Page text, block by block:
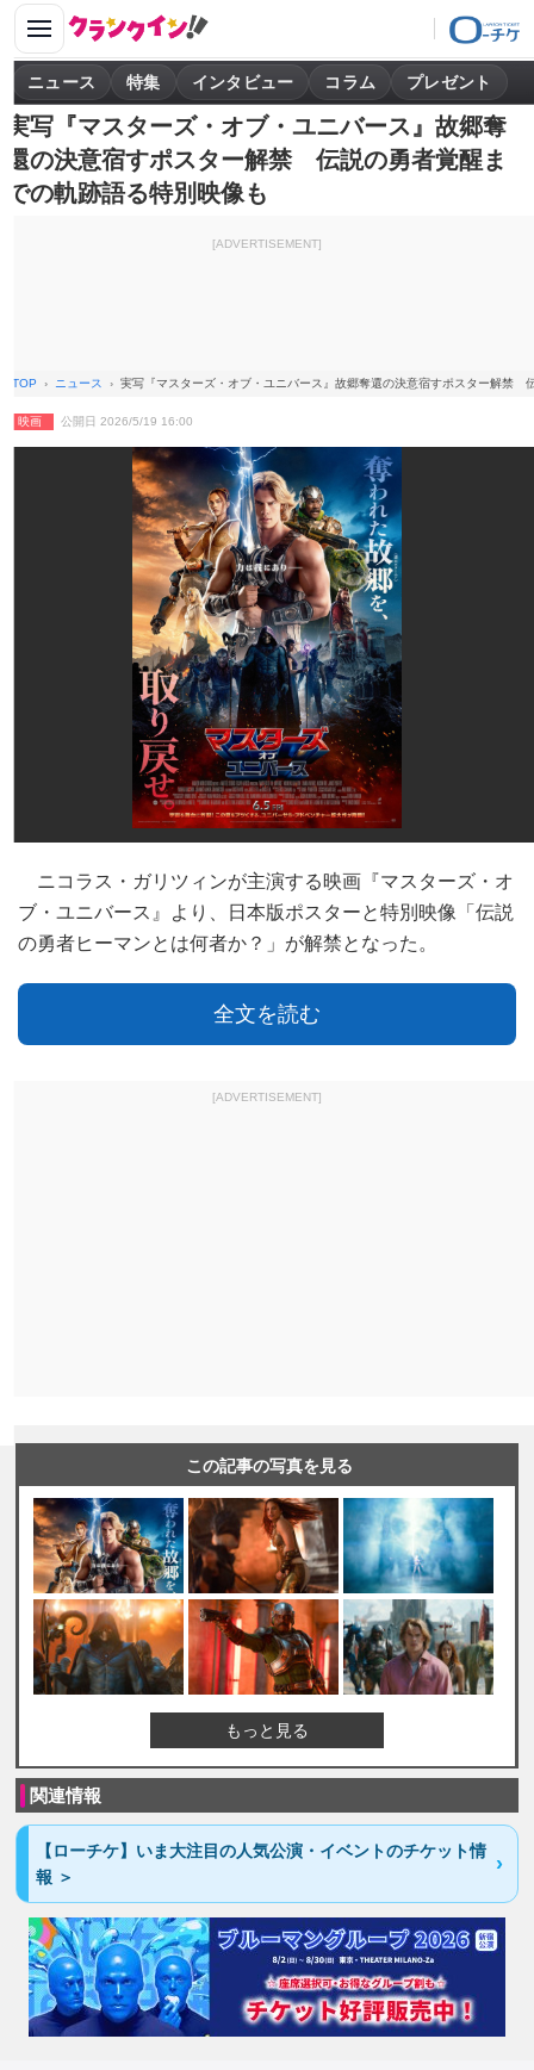
ニュース 特集 インタビュー コラム プレゼント
実写『マスターズ・オブ・ユニバース』故郷奪
還の決意宿すポスター解禁 伝説の勇者覚醒ま
での軌跡語る特別映像も
[ADVERTISEMENT]
TOP ニュース 実写『マスターズ・オブ・ユニバース』故郷奪還の決意宿すポスター解禁
映画 公開日 2026/5/19 16:00
ニコラス・ガリツィンが主演する映画『マスターズ・オ
ブ・ユニバース』より、⽇本版ポスターと特別映像「伝説
の勇者ヒーマンとは何者か？」が解禁となった。
全文を読む
[ADVERTISEMENT]
この記事の写真を見る
もっと見る
関連情報
【ローチケ】いま大注目の人気公演・イベントのチケット情
報 ＞